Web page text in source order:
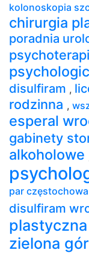
kolonoskopia
chirurgia
poradnia
disulfiram ,
rodzinna ,
esperal
gabinety
alkoholowe
par częstochowa
disulfiram
plastyczna
zielona